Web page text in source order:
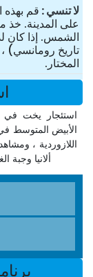
لا تنسي قم بهذه
على المدينة.
الشمس. إذا كان
تاريخ رومانسي)
المختار.
استئجار يخت في
الأبيض المتوسط
اللازوردية ،
ألانيا وجبة